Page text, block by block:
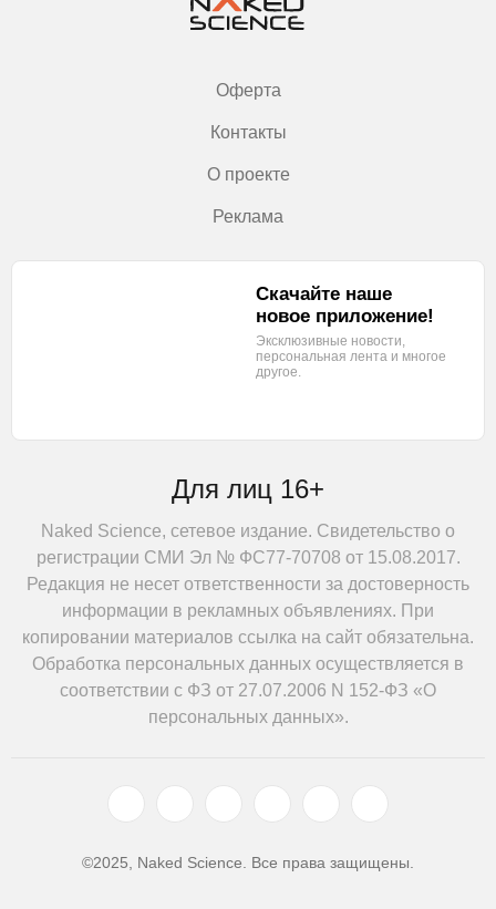
Оферта
Контакты
О проекте
Реклама
Для лиц 16+
Naked Science, сетевое издание. Свидетельство о
регистрации СМИ Эл № ФС77-70708 от 15.08.2017.
Редакция не несет ответственности за достоверность
информации в рекламных объявлениях. При
копировании материалов ссылка на сайт обязательна.
Обработка персональных данных осуществляется в
соответствии с ФЗ от 27.07.2006 N 152-ФЗ «О
персональных данных».
Скачайте наше
новое приложение!
Эксклюзивные новости,
персональная лента и многое
другое.
©2025, Naked Science. Все права защищены.